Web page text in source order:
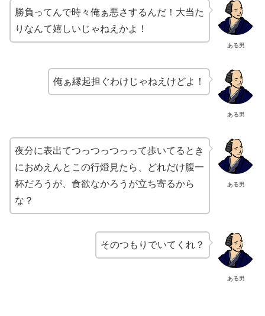
ある男
勝負ってんで時々俺ぁ悪さするんだ！大当た
りなんて嬉しいじゃねえかよ！
ある男
俺ぁ縁起担ぐわけじゃねえけどよ！
ある男
夜分に表出てつっつっつっって歩いてるとき
におめえんとこの行燈見たら、どれだけ腹一
杯だろうが、食欲なかろうが立ち寄るから
な？
ある男
そのつもりでいてくれ？